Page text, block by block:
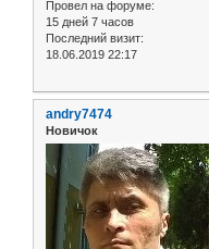
Провел на форуме:
15 дней 7 часов
Последний визит:
18.06.2019 22:17
andry7474
Новичок